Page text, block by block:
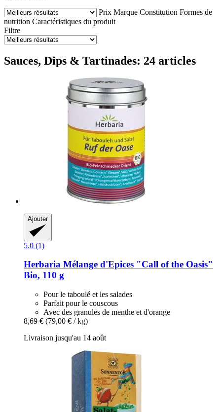
Prix Marque Constitution Formes de
nutrition Caractéristiques du produit
Filtre
Sauces, Dips & Tartinades: 24 articles
Ajouter
5.0 (1)
Herbaria Mélange d'Epices "Call of the Oasis"
Bio, 110 g
Pour le taboulé et les salades
Parfait pour le couscous
Avec des granules de menthe et d'orange
8,69 € (79,00 € / kg)
Livraison jusqu'au 14 août